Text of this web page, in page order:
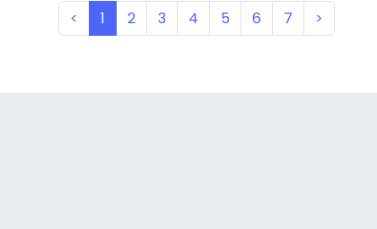
< 1 (current)
2 3 4 5 6 7 >